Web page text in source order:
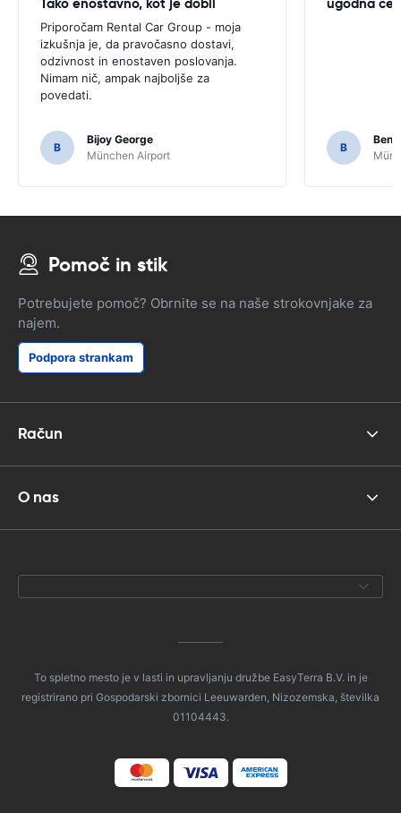
Priporočam Rental Car Group - moja
izkušnja je, da pravočasno dostavi,
odzivnost in enostaven poslovanja.
Nimam nič, ampak najboljše za
povedati.
B
Bijoy George
München Airport
B
Pomoč in stik
Potrebujete pomoč? Obrnite se na naše strokovnjake za
najem.
Podpora strankam
Račun
O nas
To spletno mesto je v lasti in upravljanju družbe EasyTerra B.V. in je
registrirano pri Gospodarski zbornici Leeuwarden, Nizozemska, številka
01104443.